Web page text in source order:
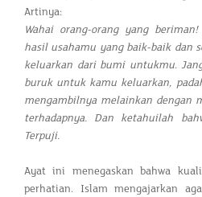
Artinya:
Wahai orang-orang yang
hasil usahamu yang baik-baik dan
keluarkan dari bumi untukmu.
buruk untuk kamu keluarkan,
mengambilnya melainkan dengan
terhadapnya. Dan ketahuilah
Terpuji.
Ayat ini menegaskan bahwa
perhatian. Islam mengajarkan